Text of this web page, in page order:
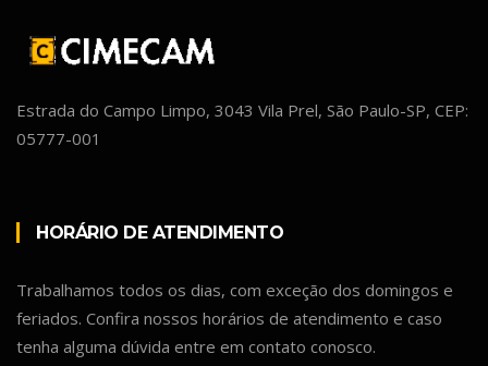
Estrada do Campo Limpo, 3043 Vila Prel, São Paulo-SP, CEP:
05777-001
HORÁRIO DE ATENDIMENTO
Trabalhamos todos os dias, com exceção dos domingos e
feriados. Confira nossos horários de atendimento e caso
tenha alguma dúvida entre em contato conosco.